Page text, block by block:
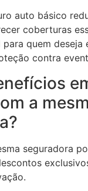
auto básico
coberturas
quem deseja
contra
a
seguradora